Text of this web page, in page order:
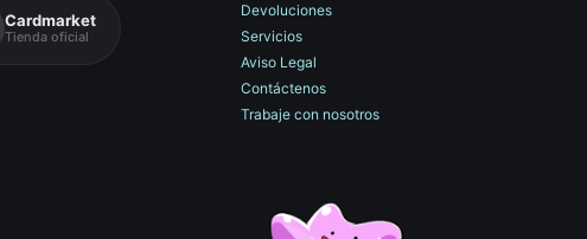
Cardmarket
Tienda oficial
Devoluciones
Servicios
Aviso Legal
Contáctenos
Trabaje con nosotros